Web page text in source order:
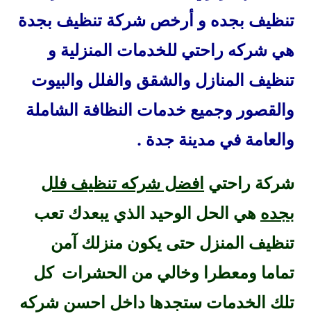
تنظيف بجده و أرخص شركة تنظيف بجدة
هي شركه راحتي للخدمات المنزلية و
تنظيف المنازل والشقق والفلل والبيوت
والقصور وجميع خدمات النظافة الشاملة
والعامة في مدينة جدة .
شركة راحتي افضل شركه تنظيف فلل
بجده هي الحل الوحيد الذي يبعدك تعب
تنظيف المنزل حتى يكون منزلك آمن
تماما ومعطرا وخالي من الحشرات كل
تلك الخدمات ستجدها داخل احسن شركه